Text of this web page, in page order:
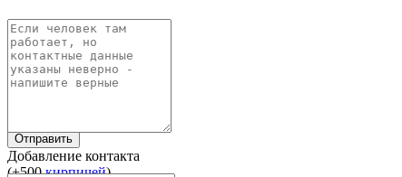
Отправить
Добавление контакта
(+500кирпичей)